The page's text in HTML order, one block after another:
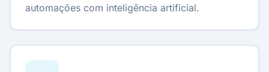
automações com inteligência artificial.